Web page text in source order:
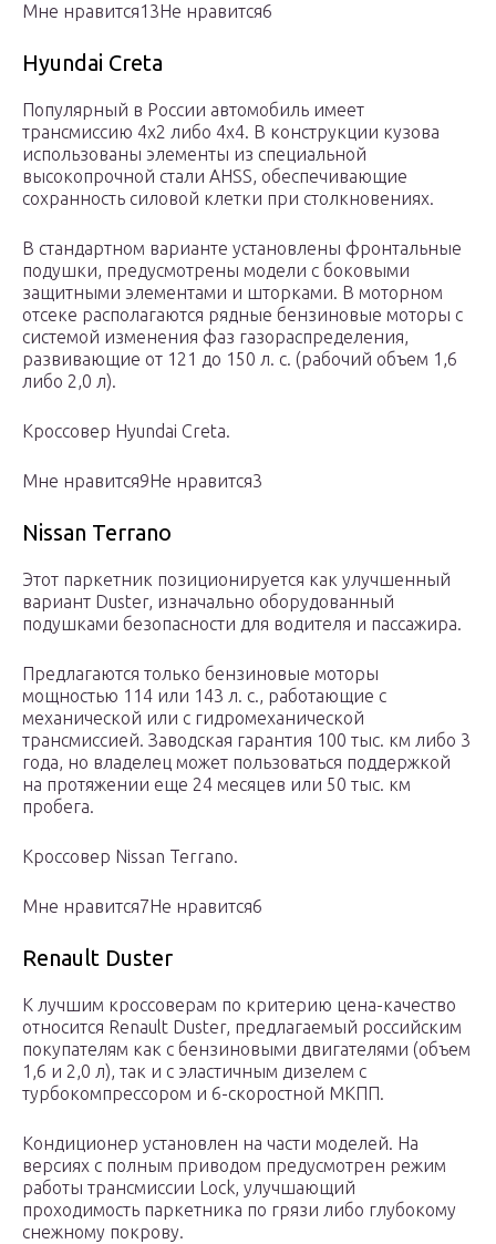
Мне нравится13Не нравится6
Hyundai Creta
Популярный в России автомобиль имеет
трансмиссию 4х2 либо 4х4. В конструкции кузова
использованы элементы из специальной
высокопрочной стали AHSS, обеспечивающие
сохранность силовой клетки при столкновениях.
В стандартном варианте установлены фронтальные
подушки, предусмотрены модели с боковыми
защитными элементами и шторками. В моторном
отсеке располагаются рядные бензиновые моторы с
системой изменения фаз газораспределения,
развивающие от 121 до 150 л. с. (рабочий объем 1,6
либо 2,0 л).
Кроссовер Hyundai Creta.
Мне нравится9Не нравится3
Nissan Terrano
Этот паркетник позиционируется как улучшенный
вариант Duster, изначально оборудованный
подушками безопасности для водителя и пассажира.
Предлагаются только бензиновые моторы
мощностью 114 или 143 л. с., работающие с
механической или с гидромеханической
трансмиссией. Заводская гарантия 100 тыс. км либо 3
года, но владелец может пользоваться поддержкой
на протяжении еще 24 месяцев или 50 тыс. км
пробега.
Кроссовер Nissan Terrano.
Мне нравится7Не нравится6
Renault Duster
К лучшим кроссоверам по критерию цена-качество
относится Renault Duster, предлагаемый российским
покупателям как с бензиновыми двигателями (объем
1,6 и 2,0 л), так и с эластичным дизелем с
турбокомпрессором и 6-скоростной МКПП.
Кондиционер установлен на части моделей. На
версиях с полным приводом предусмотрен режим
работы трансмиссии Lock, улучшающий
проходимость паркетника по грязи либо глубокому
снежному покрову.